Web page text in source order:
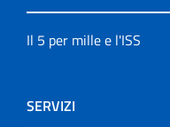
Il 5 per mille e l'ISS
SERVIZI